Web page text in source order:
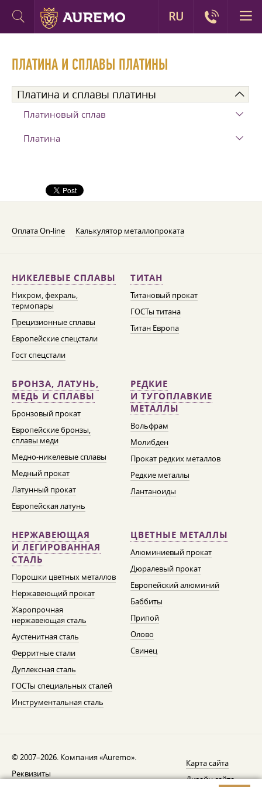
ПЛАТИНА И СПЛАВЫ ПЛАТИНЫ
Платина и сплавы платины
Платиновый сплав
Платина
Оплата On-line Калькулятор металлопроката
НИКЕЛЕВЫЕ СПЛАВЫ
Нихром, фехраль,
термопары
Прецизионные сплавы
Европейские спецстали
Гост спецстали
ТИТАН
Титановый прокат
ГОСТы титана
Титан Европа
БРОНЗА, ЛАТУНЬ,
МЕДЬ И СПЛАВЫ
Бронзовый прокат
Европейские бронзы,
сплавы меди
Медно-никелевые сплавы
Медный прокат
Латунный прокат
Европейская латунь
РЕДКИЕ
И ТУГОПЛАВКИЕ
МЕТАЛЛЫ
Вольфрам
Молибден
Прокат редких металлов
Редкие металлы
Лантаноиды
НЕРЖАВЕЮЩАЯ
И ЛЕГИРОВАННАЯ
СТАЛЬ
Порошки цветных металлов
Нержавеющий прокат
Жаропрочная
нержавеющая сталь
Аустенитная сталь
Ферритные стали
Дуплексная сталь
ГОСТы специальных сталей
Инструментальная сталь
ЦВЕТНЫЕ МЕТАЛЛЫ
Алюминиевый прокат
Дюралевый прокат
Европейский алюминий
Баббиты
Припой
Олово
Свинец
© 2007–2026. Компания «Auremo».
Реквизиты
Карта сайта
Дизайн сайта —
RU